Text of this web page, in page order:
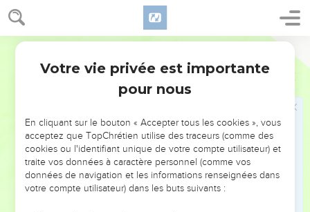
Ezéchiel 20
ramènerai dans le pays d'Israël, dans le pays que j'avais juré
de donner à vos pères.
Là vous vous souviendrez de votre conduite et de toutes
vos actions par lesquelles vous vous êtes souillés ; vous vous
prendrez vous-mêmes en dégoût, à cause de toutes les
infamies que vous avez commises.
Et vous saurez que je suis l'Éternel, quand j'agirai avec
vous par égard pour mon nom, et nullement d'après votre
conduite mauvaise et vos actions corrompues, ô maison
d'Israël ! dit le Seigneur, l'Éternel.
(21 : 1) La parole de l'Éternel me fut adressée, en ces mots :
Votre vie privée est importante
pour nous
En cliquant sur le bouton « Accepter tous les cookies », vous
acceptez que TopChrétien utilise des traceurs (comme des
cookies ou l'identifiant unique de votre compte utilisateur) et
traite vos données à caractère personnel (comme vos
données de navigation et les informations renseignées dans
votre compte utilisateur) dans les buts suivants :